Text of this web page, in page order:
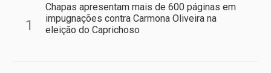
1
Chapas apresentam mais de 600 páginas em
impugnações contra Carmona Oliveira na
eleição do Caprichoso